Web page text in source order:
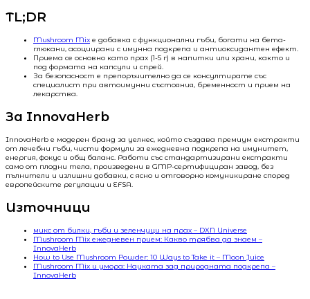
TL;DR
Mushroom Mix е добавка с функционални гъби, богати на бета-
глюкани, асоциирани с имунна подкрепа и антиоксидантен ефект.
Приема се основно като прах (1-5 г) в напитки или храни, както и
под формата на капсули и спрей.
За безопасност е препоръчително да се консултирате със
специалист при автоимунни състояния, бременност и прием на
лекарства.
За InnovaHerb
InnovaHerb е модерен бранд за уелнес, който създава премиум екстракти
от лечебни гъби, чисти формули за ежедневна подкрепа на имунитет,
енергия, фокус и общ баланс. Работи със стандартизирани екстракти
само от плодни тела, произведени в GMP-сертифициран завод, без
пълнители и излишни добавки, с ясно и отговорно комуникиране според
европейските регулации и EFSA.
Източници
микс от билки, гъби и зеленчуци на прах – DXN Universe
Mushroom Mix ежедневен прием: Какво трябва да знаем –
InnovaHerb
How to Use Mushroom Powder: 10 Ways to Take it – Moon Juice
Mushroom Mix и умора: Науката зад природната подкрепа –
InnovaHerb